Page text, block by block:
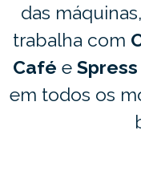
das
trabalha com
Café e
em todos os